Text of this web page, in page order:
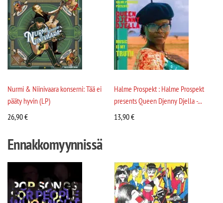
Nurmi & Niinivaara konserni: Tää ei
pääty hyvin (LP)
26,90€
Halme Prospekt : Halme Prospekt
presents Queen Djenny Djella -...
13,90€
Ennakkomyynnissä